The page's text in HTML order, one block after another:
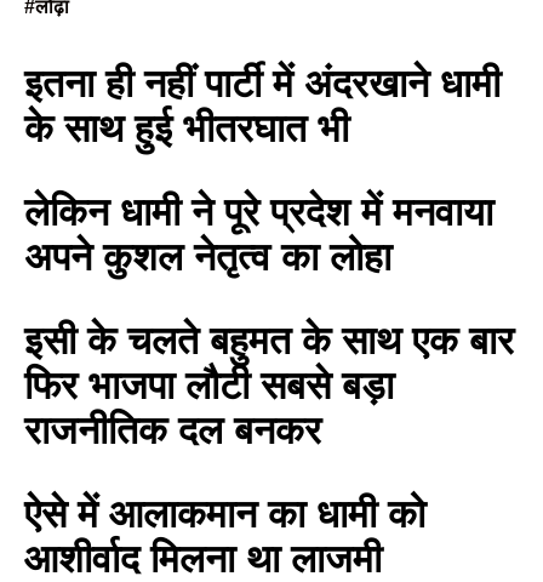
#लोढ़ा
इतना ही नहीं पार्टी में अंदरखाने धामी
के साथ हुई भीतरघात भी
लेकिन धामी ने पूरे प्रदेश में मनवाया
अपने कुशल नेतृत्व का लोहा
इसी के चलते बहुमत के साथ एक बार
फिर भाजपा लौटी सबसे बड़ा
राजनीतिक दल बनकर
ऐसे में आलाकमान का धामी को
आशीर्वाद मिलना था लाजमी